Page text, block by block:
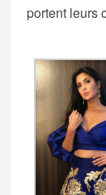
portent leurs